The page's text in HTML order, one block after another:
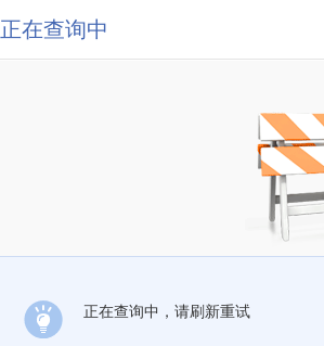
正在查询中
正在查询中，请刷新重试